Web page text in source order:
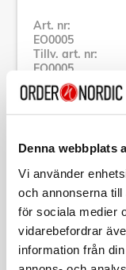
Denna webbplats
Vi använder
och annonserna
för sociala medier
vidarebefordrar
information från
Art. nr:
EO0005
Tillv. art. nr:
EO0005
Se alla produkter
Specifikation
Beskrivning
Art. nr:EO0005